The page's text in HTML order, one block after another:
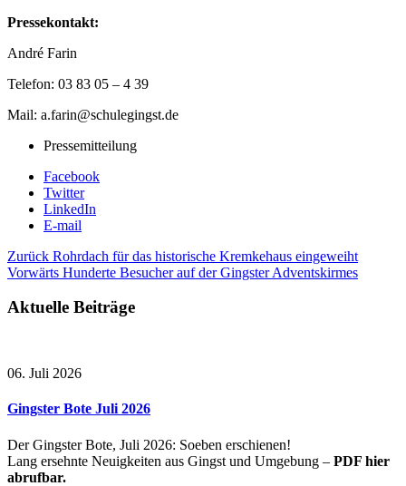
Pressekontakt:
André Farin
Telefon: 03 83 05 – 4 39
Mail: a.farin@schulegingst.de
Pressemitteilung
Facebook
Twitter
LinkedIn
E-mail
Zurück Rohrdach für das historische Kremkehaus eingeweiht
Vorwärts Hunderte Besucher auf der Gingster Adventskirmes
Aktuelle Beiträge
06. Juli 2026
Gingster Bote Juli 2026
Der Gingster Bote, Juli 2026: Soeben erschienen!
Lang ersehnte Neuigkeiten aus Gingst und Umgebung – PDF hier
abrufbar.